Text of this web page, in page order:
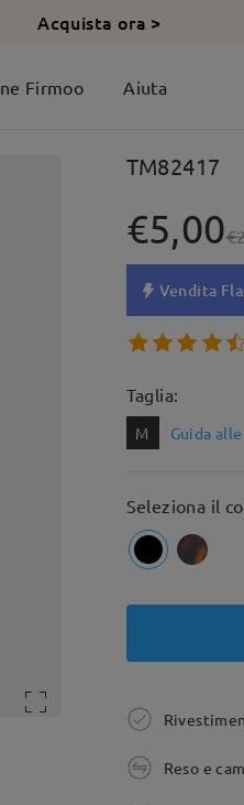
Acquista ora >
Firmoo Aiuta
TM82417
€5,00
Vendita
Taglia:
M Guida
Seleziona il
Reso e